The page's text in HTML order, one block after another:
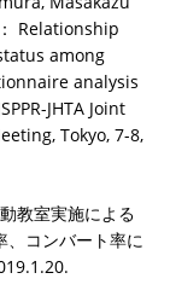
Relationship
among
analysis
JHTA Joint
Tokyo, 7-8,
教室実施による
、コンバート率に